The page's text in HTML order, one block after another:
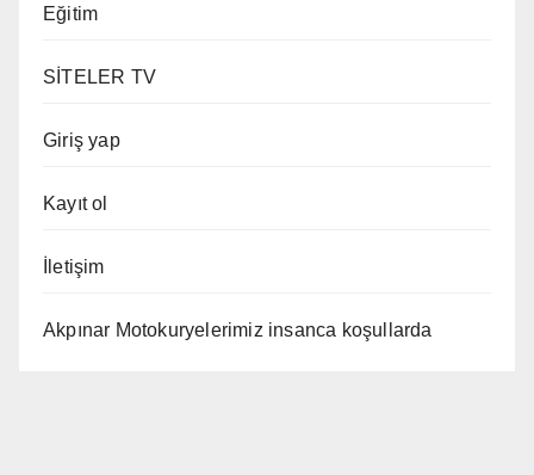
Eğitim
SİTELER TV
Giriş yap
Kayıt ol
İletişim
Akpınar Motokuryelerimiz insanca koşullarda